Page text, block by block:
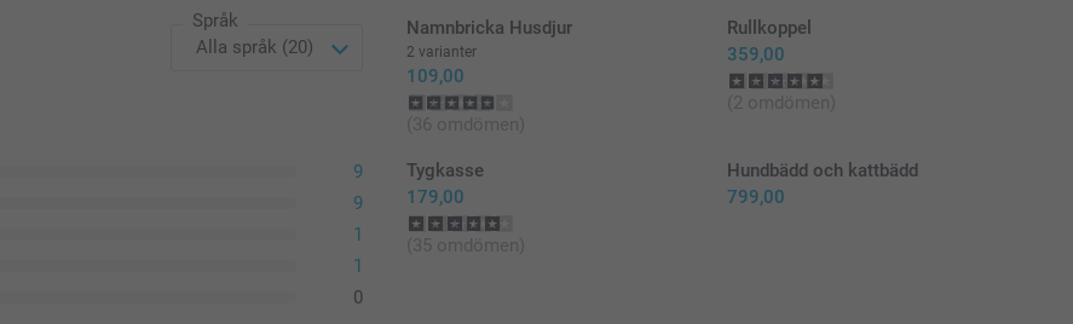
Språk
9
9
1
1
0
Namnbricka Husdjur
2 varianter
109,00
(36 omdömen)
Rullkoppel
359,00
(2 omdömen)
Tygkasse
179,00
(35 omdömen)
Hundbädd och kattbädd
799,00